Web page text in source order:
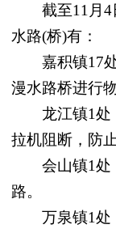
截至11月4
水路(桥)有：
嘉积镇17
漫水路桥进行
龙江镇1处（
拉机阻断，防
会山镇1处（
路。
万泉镇1处，